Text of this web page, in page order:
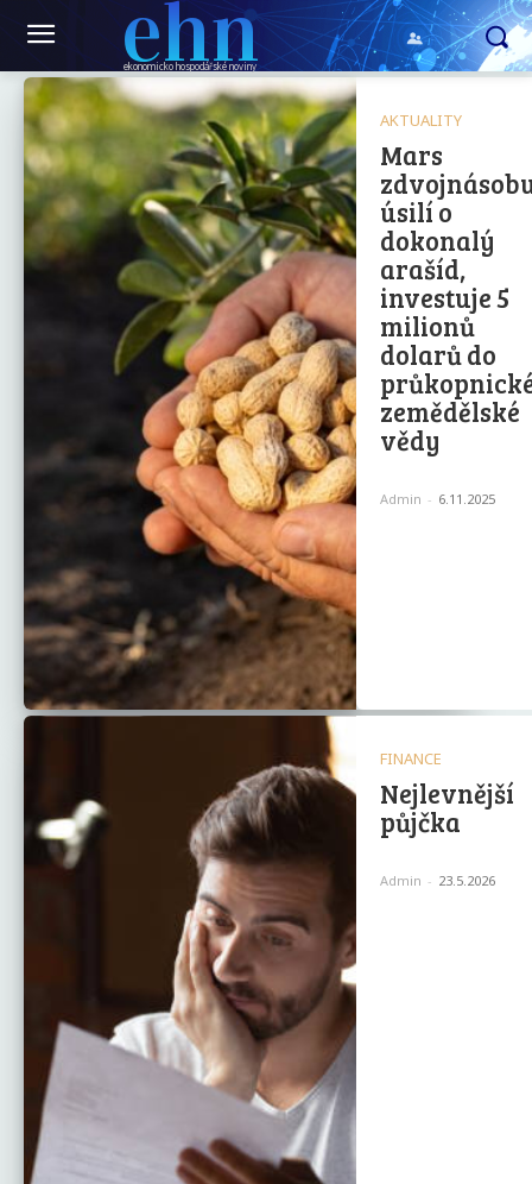
ehn
ekonomicko hospodářské noviny
AKTUALITY
Mars
úsilí o
dokonalý
arašíd,
investuje 5
milionů
dolarů do
zemědělské
vědy
Admin - 6.11.2025
FINANCE
Nejlevnější
půjčka
Admin - 23.5.2026